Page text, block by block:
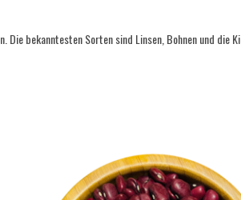
bekanntesten Sorten sind Linsen, Bohnen und die